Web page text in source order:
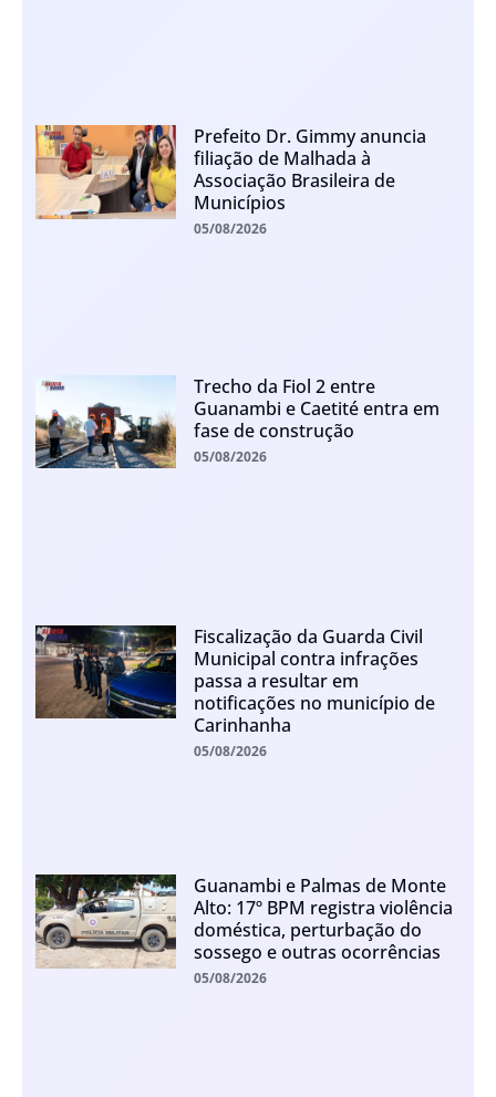
Prefeito Dr. Gimmy anuncia
filiação de Malhada à
Associação Brasileira de
Municípios
05/08/2026
Trecho da Fiol 2 entre
Guanambi e Caetité entra em
fase de construção
05/08/2026
Fiscalização da Guarda Civil
Municipal contra infrações
passa a resultar em
notificações no município de
Carinhanha
05/08/2026
Guanambi e Palmas de Monte
Alto: 17º BPM registra violência
doméstica, perturbação do
sossego e outras ocorrências
05/08/2026